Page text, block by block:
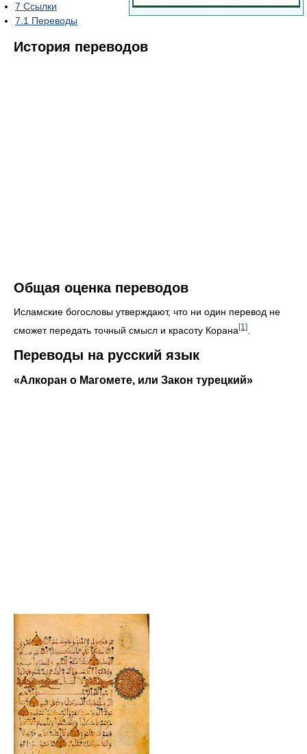
7 Ссылки
7.1 Переводы
История переводов
Общая оценка переводов
Исламские богословы утверждают, что ни один перевод не
сможет передать точный смысл и красоту Корана[1]
Переводы на русский язык
«Алкоран о Магомете, или Закон турецкий»